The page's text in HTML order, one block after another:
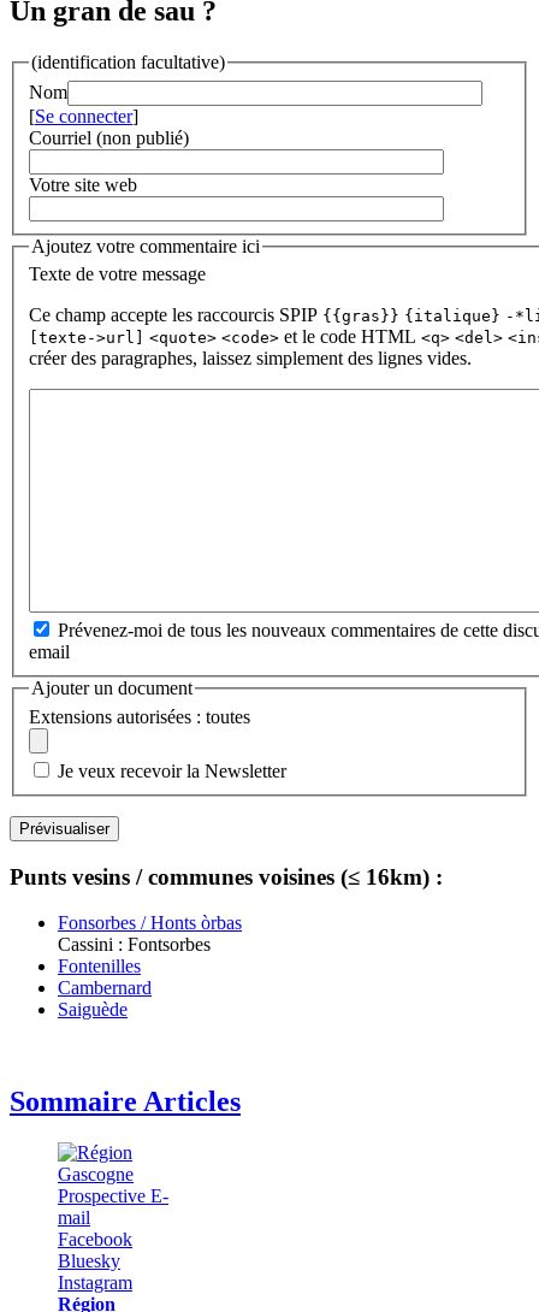
Un gran de sau ?
(identification facultative)
Nom
[Se connecter]
Courriel (non publié)
Votre site web
Ajoutez votre commentaire ici
Texte de votre message
Ce champ accepte les raccourcis SPIP {{gras}} {italique} -
[texte->url]
<quote> <code> et le code HTML <q> <del>
créer des paragraphes, laissez simplement des lignes vides.
Prévenez-moi de tous les nouveaux commentaires de cette
email
Ajouter un document
Extensions autorisées : toutes
Je veux recevoir la Newsletter
Punts vesins / communes voisines (≤ 16km) :
Fonsorbes / Honts òrbas
Cassini : Fontsorbes
Fontenilles
Cambernard
Saiguède
Sommaire Articles
Région